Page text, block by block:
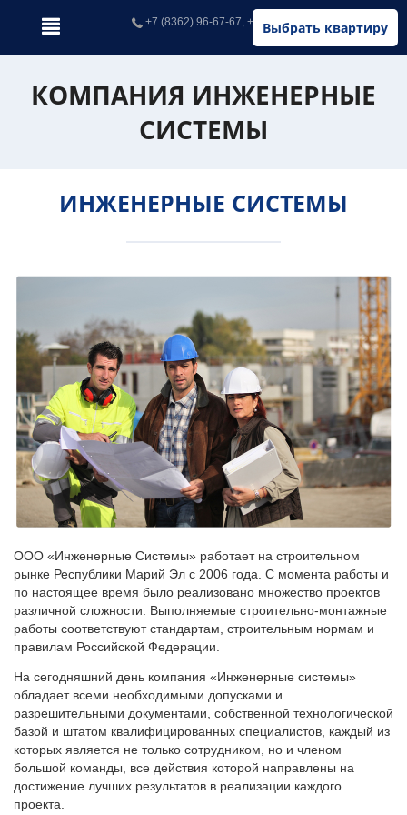
Выбрать квартиру
+7 (8362) 96-67-67, +7 (902) 326-67-67
КОМПАНИЯ ИНЖЕНЕРНЫЕ
СИСТЕМЫ
ИНЖЕНЕРНЫЕ СИСТЕМЫ
ООО «Инженерные Системы» работает на строительном
рынке Республики Марий Эл с 2006 года. С момента работы и
по настоящее время было реализовано множество проектов
различной сложности. Выполняемые строительно-монтажные
работы соответствуют стандартам, строительным нормам и
правилам Российской Федерации.
На сегодняшний день компания «Инженерные системы»
обладает всеми необходимыми допусками и
разрешительными документами, собственной технологической
базой и штатом квалифицированных специалистов, каждый из
которых является не только сотрудником, но и членом
большой команды, все действия которой направлены на
достижение лучших результатов в реализации каждого
проекта.